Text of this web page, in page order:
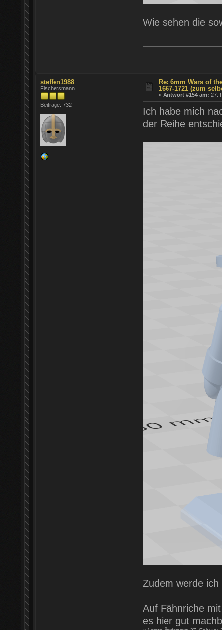
Wie sehen die
steffen1988
Fischersmann
Beiträge: 732
Re: 6mm Wars of
1667-1721 (zum
«Antwort #154 am: 27.
Ich habe mich
der Reihe
Zudem werde
Auf Fähnriche
es hier gut